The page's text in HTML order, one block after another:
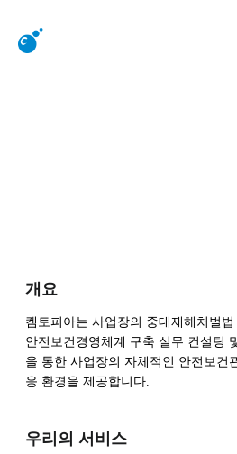
개요
켐토피아는 사업장의 중대재해처벌
안전보건경영체계 구축 실무 컨설팅
을 통한 사업장의 자체적인 안전보건
응 환경을 제공합니다.
우리의 서비스